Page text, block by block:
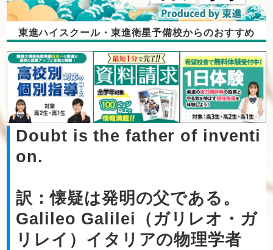
東進ハイスクール・東進衛星予備校からのおすすめ
Doubt is the father of inventi
on.
訳：懐疑は発明の父である。
Galileo Galilei（ガリレオ・ガ
リレイ）イタリアの物理学者